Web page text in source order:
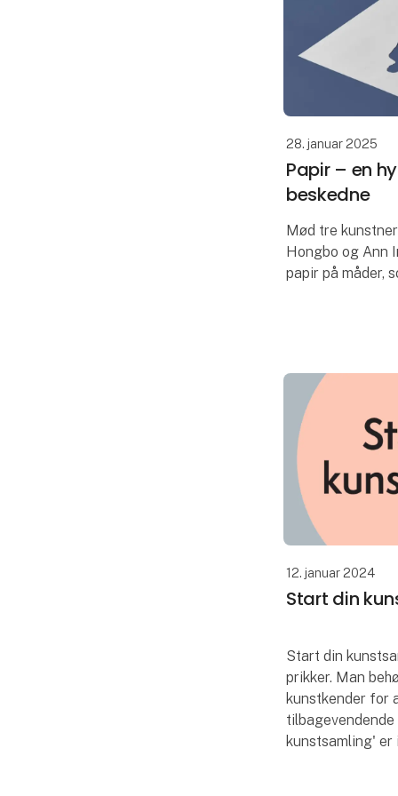
28. januar 2025
Papir – en
beskedne
Mød tre
Hongbo og Ann
papir på måder,
12. januar 2024
Start din
Start din
prikker. Man
kunstkender for
kunstsamling' er